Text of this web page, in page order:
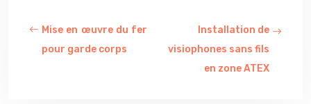
Mise en œuvre du fer
pour garde corps
Installation de
visiophones sans fils
en zone ATEX